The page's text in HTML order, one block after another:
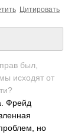
Цитировать
был,
исходят от
Фрейд
но